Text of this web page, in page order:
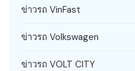
ข่าวรถ VinFast
ข่าวรถ Volkswagen
ข่าวรถ VOLT CITY